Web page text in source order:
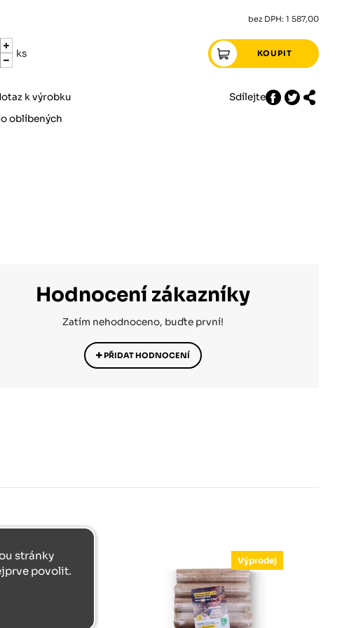
bez DPH: 1 587,00
ks
k výrobku
Sdílejte
oblíbených
Hodnocení zákazníky
Zatím nehodnoceno, buďte první!
PŘIDAT HODNOCENÍ
Výprodej
stránky
povolit.